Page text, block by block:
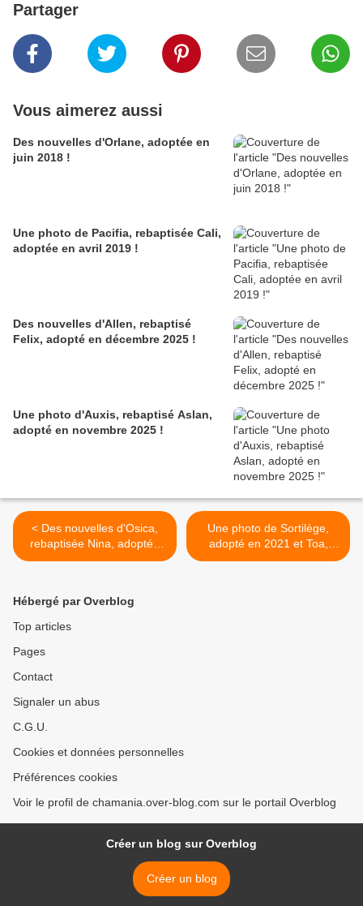
Partager
Vous aimerez aussi
Des nouvelles d'Orlane, adoptée en
juin 2018 !
Une photo de Pacifia, rebaptisée Cali,
adoptée en avril 2019 !
Des nouvelles d'Allen, rebaptisé
Felix, adopté en décembre 2025 !
Une photo d'Auxis, rebaptisé Aslan,
adopté en novembre 2025 !
< Des nouvelles d'Osica,
rebaptisée Nina, adoptée
en décembre 2018 !
Une photo de Sortilège,
adopté en 2021 et Toa,
adoptée en 2022 ! >
Hébergé par Overblog
Top articles
Pages
Contact
Signaler un abus
C.G.U.
Cookies et données personnelles
Préférences cookies
Voir le profil de chamania.over-blog.com sur le portail Overblog
Créer un blog sur Overblog
Créer un blog